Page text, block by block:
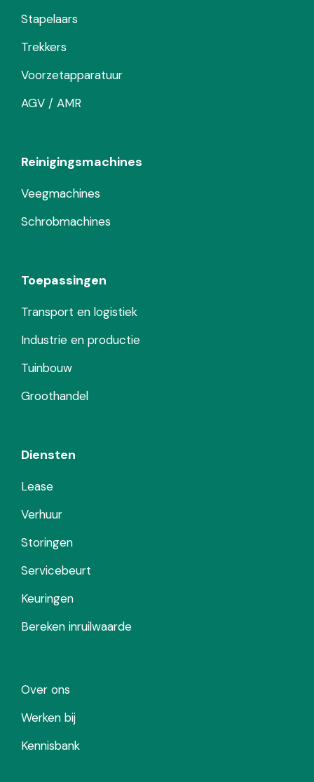
Stapelaars
Trekkers
Voorzetapparatuur
AGV / AMR
Reinigingsmachines
Veegmachines
Schrobmachines
Toepassingen
Transport en logistiek
Industrie en productie
Tuinbouw
Groothandel
Diensten
Lease
Verhuur
Storingen
Servicebeurt
Keuringen
Bereken inruilwaarde
Over ons
Werken bij
Kennisbank